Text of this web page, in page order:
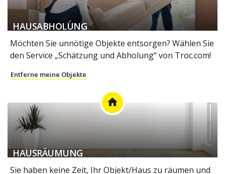
HAUSABHOLUNG
Möchten Sie unnötige Objekte entsorgen? Wählen Sie
den Service „Schätzung und Abholung“ von Troc.com!
Entferne meine Objekte
home
HAUSRÄUMUNG
Sie haben keine Zeit, Ihr Objekt/Haus zu räumen und